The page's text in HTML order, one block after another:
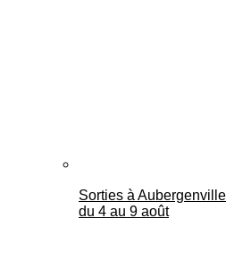
Sorties à
du 4 au 9 août